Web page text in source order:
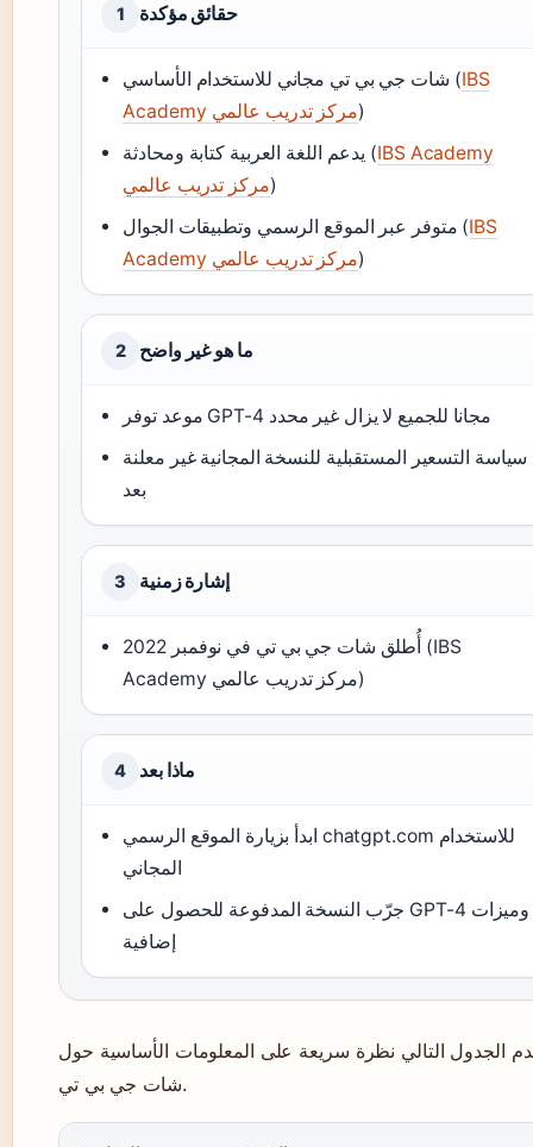
1 حقائق مؤكدة
شات جي بي تي مجاني للاستخدام الأساسي (IBS
Academy مركز تدريب عالمي)
يدعم اللغة العربية كتابة ومحادثة (IBS Academy
مركز تدريب عالمي)
متوفر عبر الموقع الرسمي وتطبيقات الجوال (IBS
Academy مركز تدريب عالمي)
2 ما هو غير واضح
موعد توفر GPT-4 مجانا للجميع لا يزال غير محدد
سياسة التسعير المستقبلية للنسخة المجانية غير معلنة
بعد
3 إشارة زمنية
أُطلق شات جي بي تي في نوفمبر 2022 (IBS
Academy مركز تدريب عالمي)
4 ماذا بعد
ابدأ بزيارة الموقع الرسمي chatgpt.com للاستخدام
المجاني
جرّب النسخة المدفوعة للحصول على GPT-4 وميزات
إضافية
الجدول التالي نظرة سريعة على المعلومات الأساسية حول
شات جي بي تي.